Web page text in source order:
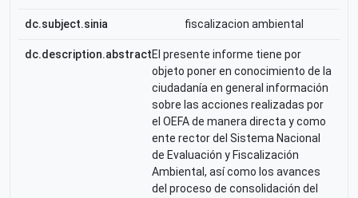
dc.subject.sinia fiscalizacion ambiental
dc.description.abstractEl presente informe tiene por
objeto poner en conocimiento de la
ciudadanía en general información
sobre las acciones realizadas por
el OEFA de manera directa y como
ente rector del Sistema Nacional
de Evaluación y Fiscalización
Ambiental, así como los avances
del proceso de consolidación del